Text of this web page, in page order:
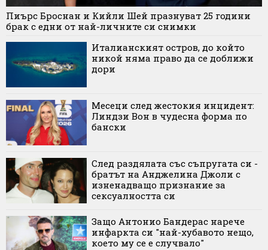
Пиърс Броснан и Кийли Шей празнуват 25 години
брак с едни от най-личните си снимки
Италианският остров, до който
никой няма право да се доближи
дори
Месеци след жестокия инцидент:
Линдзи Вон в чудесна форма по
бански
След раздялата със съпругата си -
братът на Анджелина Джоли с
изненадващо признание за
сексуалността си
Защо Антонио Бандерас нарече
инфаркта си "най-хубавото нещо,
което му се е случвало"